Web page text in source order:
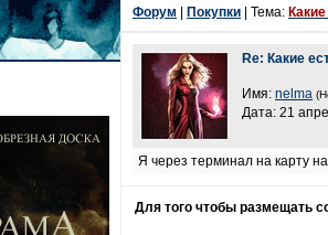
Форум Покупки | Тема:
Re: Какие
Имя: nelma
Дата: 21
Я через терминал на карту
Для того чтобы размещать